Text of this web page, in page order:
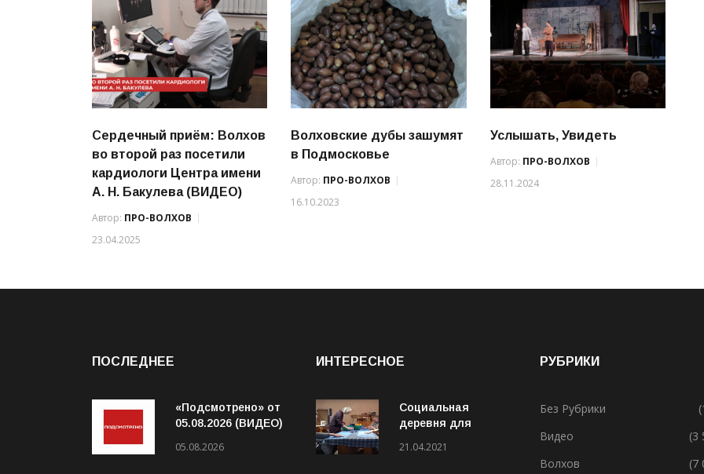
Сердечный приём: Волхов
во второй раз посетили
кардиологи Центра имени
А. Н. Бакулева (ВИДЕО)
Автор: ПРО-ВОЛХОВ
23.04.2025
Волховские дубы зашумят
в Подмосковье
Автор: ПРО-ВОЛХОВ
16.10.2023
Услышать, Увидеть
Автор: ПРО-ВОЛХОВ
28.11.2024
ПОСЛЕДНЕЕ
«Подсмотрено» от
05.08.2026 (ВИДЕО)
05.08.2026
ИНТЕРЕСНОЕ
Социальная
деревня для
21.04.2021
РУБРИКИ
Без Рубрики
Видео
(3
Волхов
(7